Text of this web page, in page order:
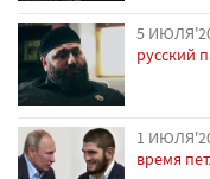
5
русский
1
время